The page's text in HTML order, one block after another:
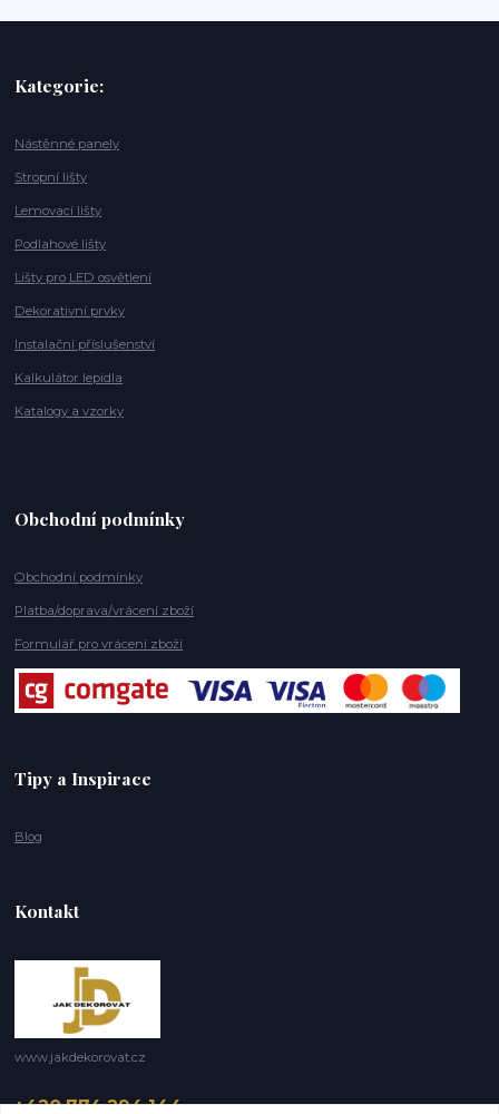
Kategorie:
Nástěnné panely
Stropní lišty
Lemovací lišty
Podlahové lišty
Lišty pro LED osvětlení
Dekorativní prvky
Instalační příslušenství
Kalkulátor lepidla
Katalogy a vzorky
Obchodní podmínky
Obchodní podmínky
Platba/doprava/vrácení zboží
Formulář pro vrácení zboží
Tipy a Inspirace
Blog
Kontakt
www.jakdekorovat.cz
+420 774 294 144